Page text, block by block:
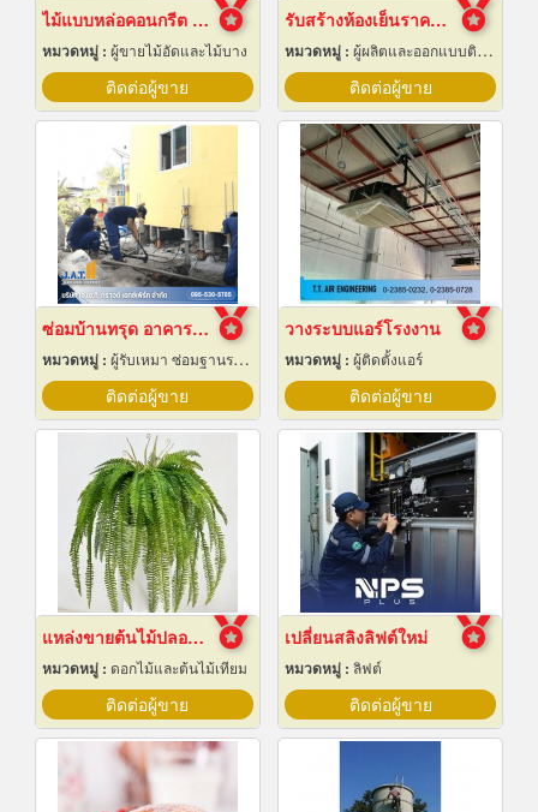
ไม้แบบหล่อคอนกรีต ไม้แบบเทปูน
หมวดหมู่ : ผู้ขายไม้อัดและไม้บาง
ติดต่อผู้ขาย
รับสร้างห้องเย็นราคาถูก
หมวดหมู่ : ผู้ผลิตและออกแบบติดตั้งห้องเย็น
ติดต่อผู้ขาย
ซ่อมบ้านทรุด อาคารทรุด
หมวดหมู่ : ผู้รับเหมา ซ่อมฐานรากและโครงสร้างก่อสร้าง
ติดต่อผู้ขาย
วางระบบแอร์โรงงาน
หมวดหมู่ : ผู้ติดตั้งแอร์
ติดต่อผู้ขาย
แหล่งขายต้นไม้ปลอมราคาถูก
หมวดหมู่ : ดอกไม้และต้นไม้เทียม
ติดต่อผู้ขาย
เปลี่ยนสลิงลิฟต์ใหม่
หมวดหมู่ : ลิฟต์
ติดต่อผู้ขาย